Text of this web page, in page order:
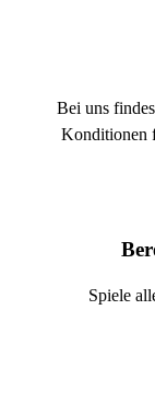
Bei uns
Konditionen
Spiele